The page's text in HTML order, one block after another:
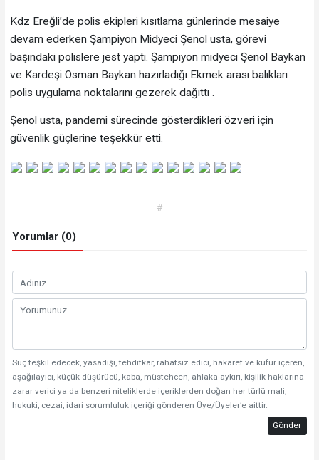
Kdz Ereğli’de polis ekipleri kısıtlama günlerinde mesaiye
devam ederken Şampiyon Midyeci Şenol usta, görevi
başındaki polislere jest yaptı. Şampiyon midyeci Şenol Baykan
ve Kardeşi Osman Baykan hazırladığı Ekmek arası balıkları
polis uygulama noktalarını gezerek dağıttı .
Şenol usta, pandemi sürecinde gösterdikleri özveri için
güvenlik güçlerine teşekkür etti.
#
Yorumlar (0)
Suç teşkil edecek, yasadışı, tehditkar, rahatsız edici, hakaret ve küfür içeren,
aşağılayıcı, küçük düşürücü, kaba, müstehcen, ahlaka aykırı, kişilik haklarına
zarar verici ya da benzeri niteliklerde içeriklerden doğan her türlü mali,
hukuki, cezai, idari sorumluluk içeriği gönderen Üye/Üyeler’e aittir.
Gönder